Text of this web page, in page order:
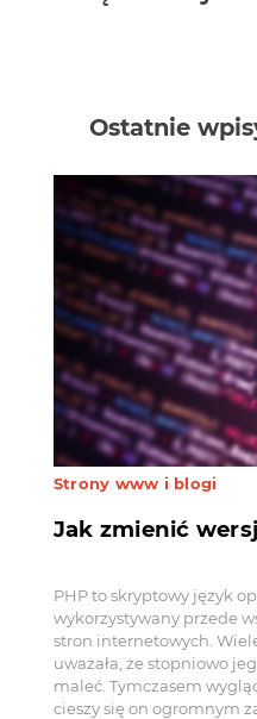
Ostatnie
Strony www i blogi
Jak zmienić
PHP to skryptowy język
wykorzystywany przede
stron internetowych.
uważała, że stopniowo
maleć. Tymczasem
cieszy się on ogromnym